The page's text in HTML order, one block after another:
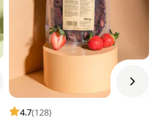
4.7(128)